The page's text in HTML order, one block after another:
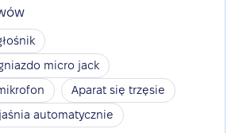
micro jack
Aparat się trzęsie
automatycznie